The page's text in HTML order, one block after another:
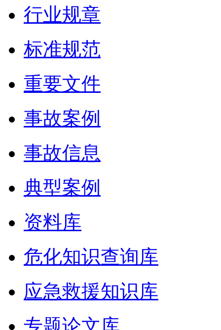
行业规章
标准规范
重要文件
事故案例
事故信息
典型案例
资料库
危化知识查询库
应急救援知识库